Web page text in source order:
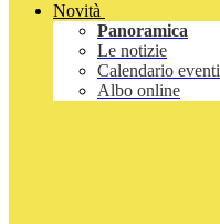
Novità
Panoramica
Le notizie
Calendario eventi
Albo online